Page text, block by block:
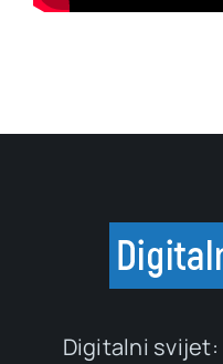
Digitalni svijet: